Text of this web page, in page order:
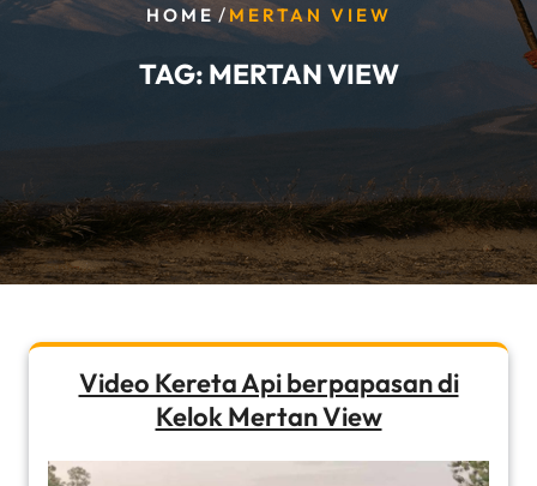
HOME/ MERTAN VIEW
TAG: MERTAN VIEW
Video Kereta Api berpapasan di
Kelok Mertan View